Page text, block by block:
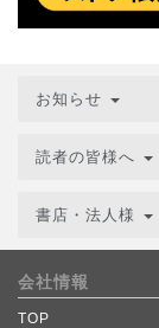
お知らせ
読者の皆様へ
書店・法人様
会社情報
TOP